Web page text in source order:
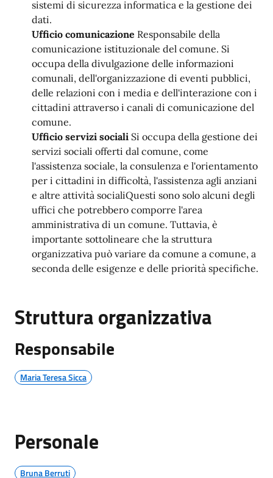
sistemi di sicurezza informatica e la gestione dei
dati.
Ufficio comunicazione Responsabile della
comunicazione istituzionale del comune. Si
occupa della divulgazione delle informazioni
comunali, dell'organizzazione di eventi pubblici,
delle relazioni con i media e dell'interazione con i
cittadini attraverso i canali di comunicazione del
comune.
Ufficio servizi sociali Si occupa della gestione dei
servizi sociali offerti dal comune, come
l'assistenza sociale, la consulenza e l'orientamento
per i cittadini in difficoltà, l'assistenza agli anziani
e altre attività socialiQuesti sono solo alcuni degli
uffici che potrebbero comporre l'area
amministrativa di un comune. Tuttavia, è
importante sottolineare che la struttura
organizzativa può variare da comune a comune, a
seconda delle esigenze e delle priorità specifiche.
Struttura organizzativa
Responsabile
Maria Teresa Sicca
Personale
Bruna Berruti